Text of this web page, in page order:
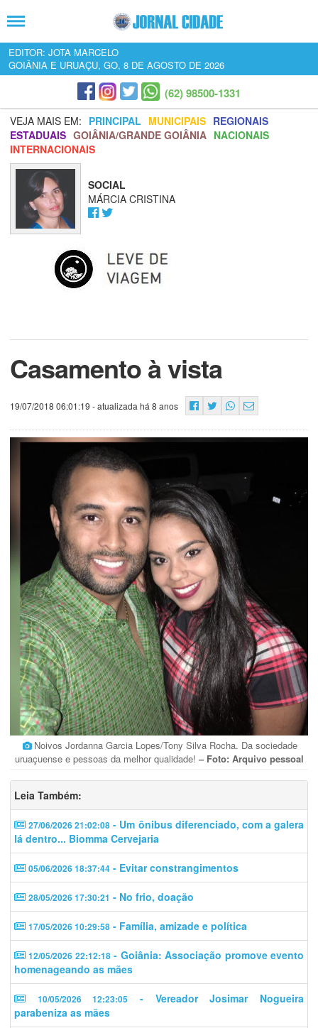
EDITOR: JOTA MARCELO
GOIÂNIA E URUAÇU, GO, 8 DE AGOSTO DE 2026
(62) 98500-1331
VEJA MAIS EM: PRINCIPAL MUNICIPAIS REGIONAIS
ESTADUAIS GOIÂNIA/GRANDE GOIÂNIA NACIONAIS
INTERNACIONAIS
SOCIAL
MÁRCIA CRISTINA
Casamento à vista
19/07/2018 06:01:19 - atualizada há 8 anos
Noivos Jordanna Garcia Lopes/Tony Silva Rocha. Da sociedade
uruaçuense e pessoas da melhor qualidade! – Foto: Arquivo pessoal
Leia Também:
27/06/2026 21:02:08 - Um ônibus diferenciado, com a galera
lá dentro... Biomma Cervejaria
05/06/2026 18:37:44 - Evitar constrangimentos
28/05/2026 17:30:21 - No frio, doação
17/05/2026 10:29:58 - Família, amizade e política
12/05/2026 22:12:18- Goiânia: Associação promove evento
homenageando as mães
10/05/2026 12:23:05
- Vereador Josimar Nogueira
parabeniza as mães